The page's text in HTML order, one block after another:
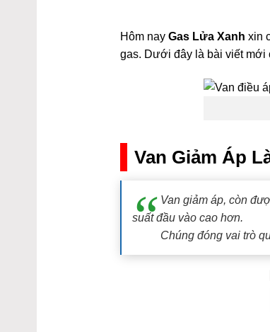
Hôm nayGas Lửa Xanh xin
gas. Dưới đây là bài viết mới
Van Giảm Áp
Van giảm áp, còn
suất đầu vào cao hơn.
Chúng đóng vai trò